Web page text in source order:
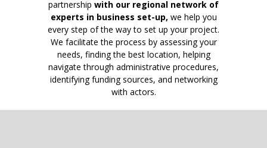
partnership with our regional network of
experts in business set-up, we help you
every step of the way to set up your project.
We facilitate the process by assessing your
needs, finding the best location, helping
navigate through administrative procedures,
identifying funding sources, and networking
with actors.